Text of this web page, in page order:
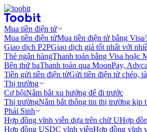
Mua tiền điện tử
Mua tiền điện tửMua tiền điện tử bằng Visa/
Giao dịch P2PGiao dịch giá tốt nhất với
Thẻ ngân hàngThanh toán bằng Visa hoặc
Bên thứ baThanh toán qua MoonPay,
Tiền gửi tiền điện tửGửi tiền điện tử chéo,
Thị trường
Cơ hộiNắm bắt xu hướng để đi trước
Thị trườngNắm bắt thông tin thị trường kịp
Phái Sinh
Hợp đồng vĩnh viễn dựa trên chữ UHợp
Hợp đồng USDC vĩnh viễnHợp đồng vĩnh